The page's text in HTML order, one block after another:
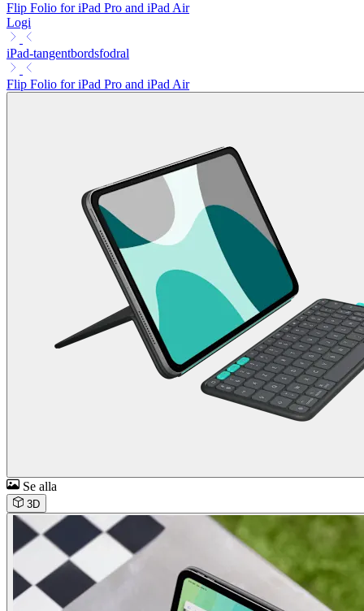
Flip Folio for iPad Pro and iPad Air
Logi
iPad-tangentbordsfodral
Flip Folio for iPad Pro and iPad Air
Se alla
3D